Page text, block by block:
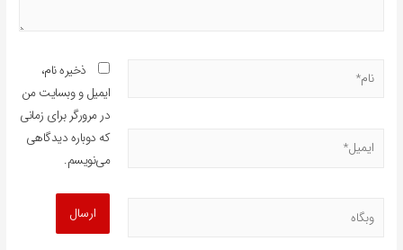
ذخیره نام،
ایمیل و وبسایت من
در مرورگر برای زمانی
که دوباره دیدگاهی
می‌نویسم.